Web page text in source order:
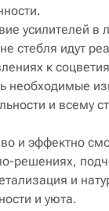
усилителей в
стебля идут
к
необходимые
и всему
и эффектно
решениях,
и
и уюта.